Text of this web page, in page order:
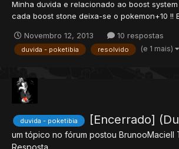
Minha duvida e relacionado ao boost
cada boost stone deixa-se o pokemon+10 !!
boost.lua ou a stone em si tem sua script
vou posta minha boost.l...
Novembro 12, 2013 10 respostas
duvida - poketibia resolvido (e 1 mais)
duvida - poketibia [Encerrado]
um tópico no fórum postou BrunooMaciell